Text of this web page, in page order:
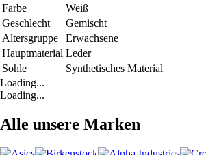
Farbe
Weiß
Geschlecht
Gemischt
Altersgruppe
Erwachsene
Hauptmaterial Leder
Sohle
Synthetisches Material
Loading...
Loading...
Alle unsere Marken